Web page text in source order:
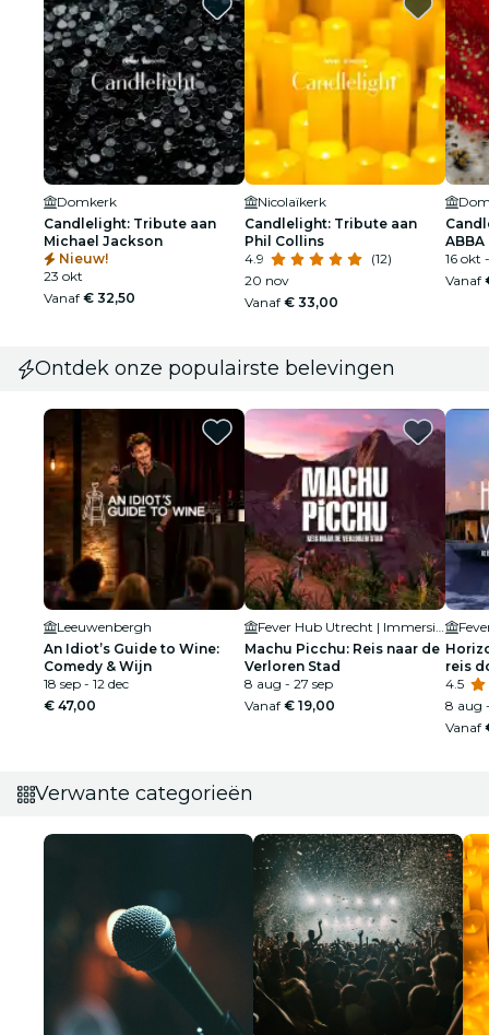
Domkerk
Candlelight: Tribute aan
Michael Jackson
Nieuw!
23 okt
Vanaf € 32,50
Nicolaïkerk
Candlelight: Tribute aan
Phil Collins
4.9
(12)
20 nov
Vanaf € 33,00
ABBA
16 okt
Vanaf
Ontdek onze populairste belevingen
Leeuwenbergh
An Idiot’s Guide to Wine:
Comedy & Wijn
18 sep - 12 dec
€ 47,00
Fever Hub Utrecht | Immersieve Ervaringen en Tentoonstellingen
Machu Picchu: Reis naar de
Verloren Stad
8 aug - 27 sep
Vanaf € 19,00
reis
4.5
8 aug
Vanaf
Verwante categorieën